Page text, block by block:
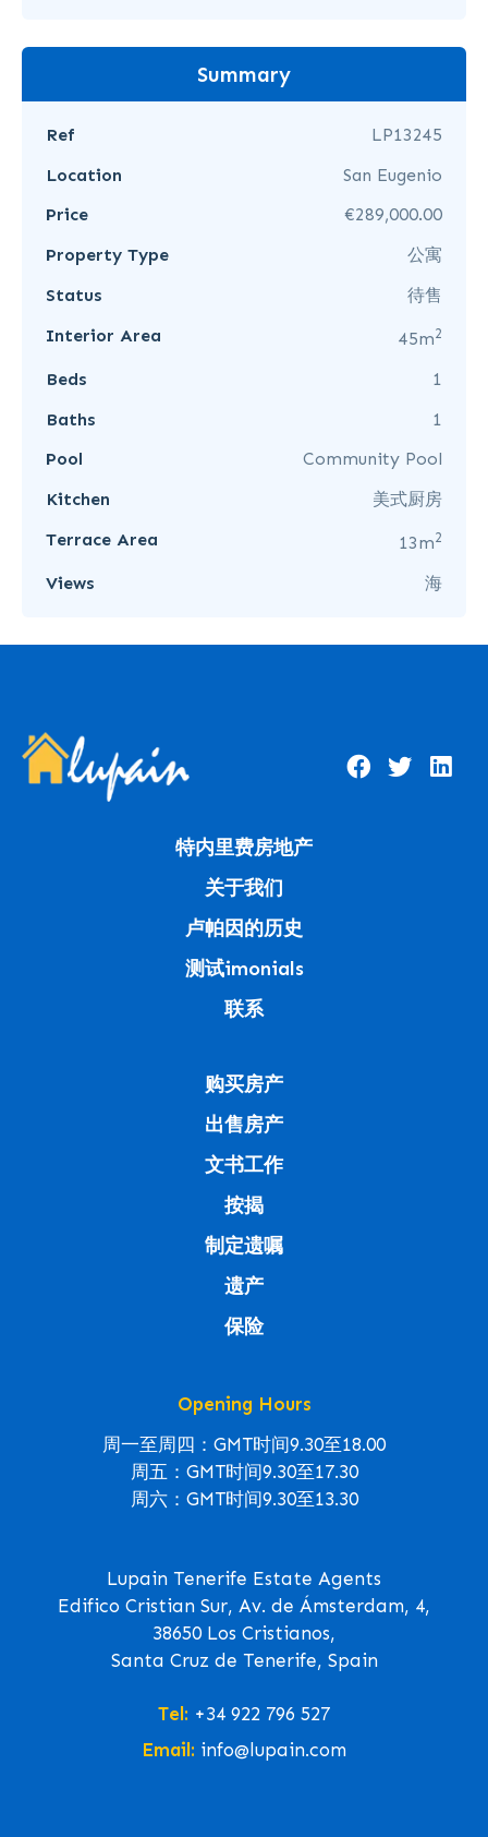
Summary
Ref
LP13245
Location
San Eugenio
Price
€289,000.00
Property Type
公寓
Status
待售
Interior Area
45m2
Beds
1
Baths
1
Pool
Community Pool
Kitchen
美式厨房
Terrace Area
13m2
Views 海
特内里费房地产
关于我们
卢帕因的历史
测试imonials
联系
购买房产
出售房产
文书工作
按揭
制定遗嘱
遗产
保险
Opening Hours
周一至周四：GMT时间9.30至18.00
周五：GMT时间9.30至17.30
周六：GMT时间9.30至13.30
Lupain Tenerife Estate Agents
Edifico Cristian Sur, Av. de Ámsterdam, 4,
38650 Los Cristianos,
Santa Cruz de Tenerife, Spain
Tel: +34 922 796 527
Email: info@lupain.com